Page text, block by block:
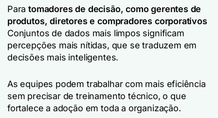
Paratomadores de decisão, como gerentes de
produtos, diretores e compradores corporativos
Conjuntos de dados mais limpos significam
percepções mais nítidas, que se traduzem em
decisões mais inteligentes.
As equipes podem trabalhar com mais eficiência
sem precisar de treinamento técnico, o que
fortalece a adoção em toda a organização.